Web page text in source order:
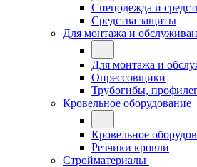
Спецодежда и
Средства защиты
Для монтажа и
Для монтажа и
Опрессовщики
Трубогибы,
Кровельное оборудование
Кровельное
Резчики кровли
Стройматериалы